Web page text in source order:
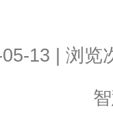
13 | 浏览